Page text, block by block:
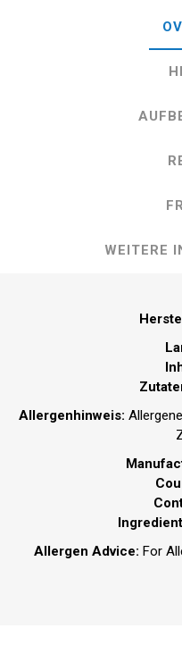
WEITERE
Allergenhinweis:
Allergen Advice: For